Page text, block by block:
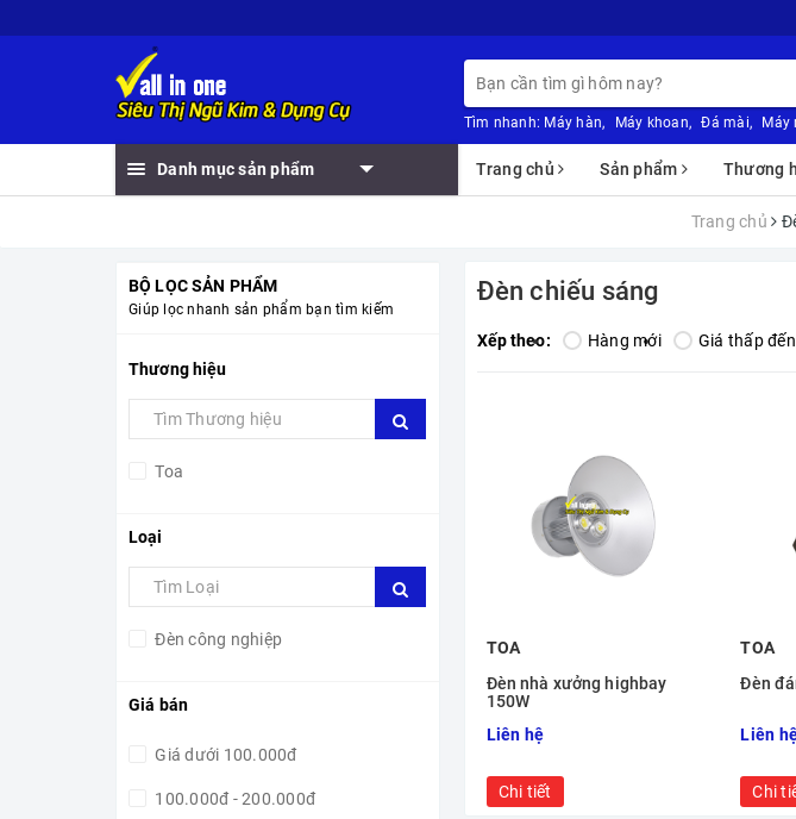
Tìm nhanh: Máy hàn, Máy khoan, Đá mài, Máy
Danh mục sản phẩm Trang chủ Sản phẩm Thương
Trang chủ
BỘ LỌC SẢN PHẨM
Giúp lọc nhanh sản phẩm bạn tìm kiếm
Thương hiệu
Toa
Loại
Đèn công nghiệp
Giá bán
Giá dưới 100.000đ
100.000đ - 200.000đ
Đèn chiếu sáng
Xếp theo: Hàng mới Giá thấp
TOA
Đèn nhà xưởng highbay
150W
Liên hệ
Chi tiết
TOA
Đèn
Liên
Chi